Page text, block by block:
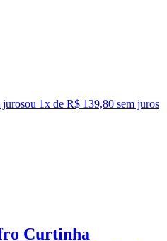
jurosou 1x de R$ 139,80 sem juros
Curtinha